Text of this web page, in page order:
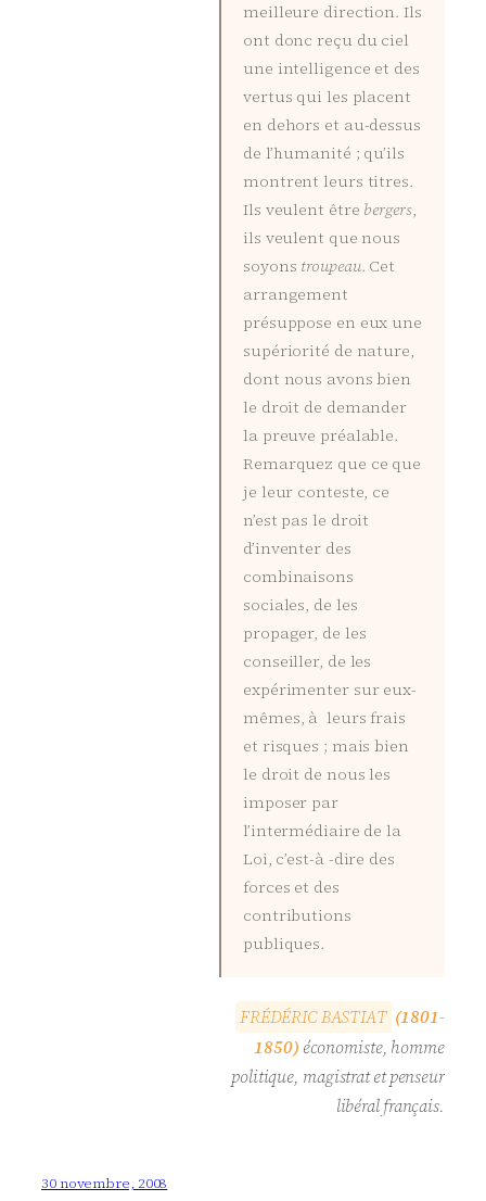
meilleure direction. Ils
ont donc reçu du ciel
une intelligence et des
vertus qui les placent
en dehors et au-dessus
de l’humanité ; qu’ils
montrent leurs titres.
Ils veulent être bergers,
ils veulent que nous
soyons troupeau. Cet
arrangement
présuppose en eux une
supériorité de nature,
dont nous avons bien
le droit de demander
la preuve préalable.
Remarquez que ce que
je leur conteste, ce
n’est pas le droit
d’inventer des
combinaisons
sociales, de les
propager, de les
conseiller, de les
expérimenter sur eux-
mêmes, à leurs frais
et risques ; mais bien
le droit de nous les
imposer par
l’intermédiaire de la
Loi, c’est-à -dire des
forces et des
contributions
publiques.
FRÉDÉRICBASTIAT (1801-
1850) économiste, homme
politique, magistrat et penseur
libéral français.
30 novembre, 2008